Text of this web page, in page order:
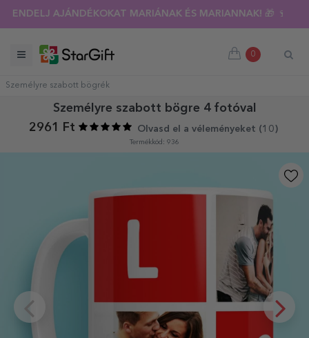
RENDELJ AJÁNDÉKOKAT MARIÁNAK ÉS MARIANNAK! 🎁 🍷
0
Személyre szabott bögrék
Személyre szabott bögre 4 fotóval
2961 Ft
Olvasd el a véleményeket (10 )
Termékkód: 936